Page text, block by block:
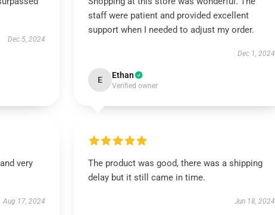
Dec 5, 2024
staff were patient and provided excellent
support when I needed to adjust my order.
Dec 1, 2024
E Ethan
Verified owner
very
Aug 17, 2024
The product was good, there was a shipping
delay but it still came in time.
Jun 18, 2024